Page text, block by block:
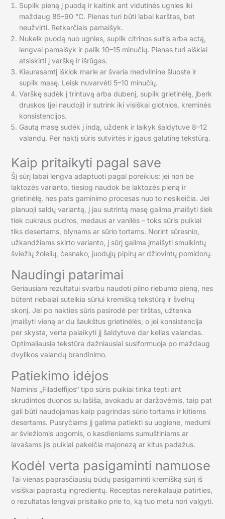
Supilk pieną į puodą ir kaitink ant vidutinės ugnies iki
maždaug 85–90 °C. Pienas turi būti labai karštas, bet
neužvirti. Retkarčiais pamaišyk.
Nukelk puodą nuo ugnies, supilk citrinos sultis arba actą,
lengvai pamaišyk ir palik 10–15 minučių. Pienas turi aiškiai
atsiskirti į varškę ir išrūgas.
Kiaurasamtį išklok marle ar švaria medvilnine šluoste ir
supilk masę. Leisk nuvarvėti 5–10 minučių.
Varškę sudėk į trintuvą arba dubenį, supilk grietinėlę, įberk
druskos (jei naudoji) ir sutrink iki visiškai glotnios, kreminės
konsistencijos.
Gautą masę sudėk į indą, uždenk ir laikyk šaldytuve 8–12
valandų. Per naktį sūris sutvirtės ir įgaus galutinę tekstūrą.
Kaip pritaikyti pagal save
Šį sūrį labai lengva adaptuoti pagal poreikius: jei nori be
laktozės varianto, tiesiog naudok be laktozės pieną ir
grietinėlę, nes pats gaminimo procesas nuo to nesikeičia. Jei
planuoji saldų variantą, į jau sutrintą masę galima įmaišyti šiek
tiek cukraus pudros, medaus ar vanilės – toks sūris puikiai
tiks desertams, blynams ar sūrio tortams. Norint sūresnio,
užkandžiams skirto varianto, į sūrį galima įmaišyti smulkintų
šviežių žolelių, česnako, juodųjų pipirų ar džiovintų pomidorų.
Naudingi patarimai
Geriausiam rezultatui svarbu naudoti pilno riebumo pieną, nes
būtent riebalai suteikia sūriui kremišką tekstūrą ir švelnų
skonį. Jei po nakties sūris pasirodė per tirštas, užtenka
įmaišyti vieną ar du šaukštus grietinėlės, o jei konsistencija
per skysta, verta palaikyti jį šaldytuve dar kelias valandas.
Optimaliausia tekstūra dažniausiai susiformuoja po maždaug
dvylikos valandų brandinimo.
Patiekimo idėjos
Naminis „Filadelfijos“ tipo sūris puikiai tinka tepti ant
skrudintos duonos su lašiša, avokadu ar daržovėmis, taip pat
gali būti naudojamas kaip pagrindas sūrio tortams ir kitiems
desertams. Pusryčiams jį galima patiekti su uogiene, medumi
ar šviežiomis uogomis, o kasdieniams sumuštiniams ar
lavašams jis puikiai pakeičia majonezą ar kitus padažus.
Kodėl verta pasigaminti namuose
Tai vienas paprasčiausių būdų pasigaminti kremišką sūrį iš
visiškai paprastų ingredientų. Receptas nereikalauja patirties,
o rezultatas lengvai prisitaiko prie to, ką tuo metu nori valgyti.